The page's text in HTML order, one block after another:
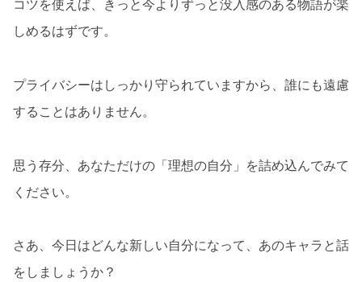
コツを使えば、きっと今よりずっと没入感のある物語が楽
しめるはずです。
プライバシーはしっかり守られていますから、誰にも遠慮
することはありません。
思う存分、あなただけの「理想の自分」を詰め込んでみて
ください。
さあ、今日はどんな新しい自分になって、あのキャラと話
をしましょうか？